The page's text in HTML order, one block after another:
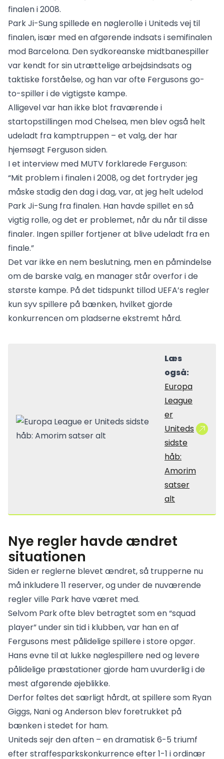
finalen i 2008.
Park Ji-Sung spillede en nøglerolle i Uniteds vej til
finalen, især med en afgørende indsats i semifinalen
mod Barcelona. Den sydkoreanske midtbanespiller
var kendt for sin utrættelige arbejdsindsats og
taktiske forståelse, og han var ofte Fergusons go-
to-spiller i de vigtigste kampe.
Alligevel var han ikke blot fraværende i
startopstillingen mod Chelsea, men blev også helt
udeladt fra kamptruppen – et valg, der har
hjemsøgt Ferguson siden.
I et interview med MUTV forklarede Ferguson:
“Mit problem i finalen i 2008, og det fortryder jeg
måske stadig den dag i dag, var, at jeg helt udelod
Park Ji-Sung fra finalen. Han havde spillet en så
vigtig rolle, og det er problemet, når du når til disse
finaler. Ingen spiller fortjener at blive udeladt fra en
finale.”
Det var ikke en nem beslutning, men en påmindelse
om de barske valg, en manager står overfor i de
største kampe. På det tidspunkt tillod UEFA’s regler
kun syv spillere på bænken, hvilket gjorde
konkurrencen om pladserne ekstremt hård.
Læs
også:
Europa
League
er
Uniteds
sidste
håb:
Amorim
satser
alt
Nye regler havde ændret
situationen
Siden er reglerne blevet ændret, så trupperne nu
må inkludere 11 reserver, og under de nuværende
regler ville Park have været med.
Selvom Park ofte blev betragtet som en “squad
player” under sin tid i klubben, var han en af
Fergusons mest pålidelige spillere i store opgør.
Hans evne til at lukke nøglespillere ned og levere
pålidelige præstationer gjorde ham uvurderlig i de
mest afgørende øjeblikke.
Derfor føltes det særligt hårdt, at spillere som Ryan
Giggs, Nani og Anderson blev foretrukket på
bænken i stedet for ham.
Uniteds sejr den aften – en dramatisk 6-5 triumf
efter straffesparkskonkurrence efter 1-1 i ordinær